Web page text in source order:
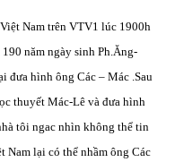
Nam trên VTV1 lúc 1900h
năm ngày sinh Ph.Ăng-
đưa hình ông Các – Mác .Sau
thuyết Mác-Lê và đưa hình
tôi ngac nhìn không thể tin
Nam lại có thể nhầm ông Các